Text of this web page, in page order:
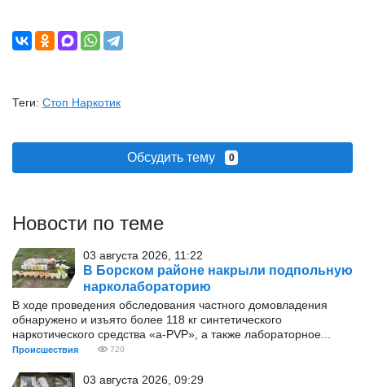
Теги: Стоп Наркотик
Обсудить тему 0
Новости по теме
03 августа 2026, 11:22
В Борском районе накрыли подпольную
нарколабораторию
В ходе проведения обследования частного домовладения
обнаружено и изъято более 118 кг синтетического
наркотического средства «а-PVP», а также лабораторное...
Происшествия 720
03 августа 2026, 09:29